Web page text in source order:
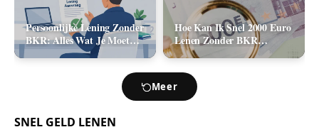
Persoonlijke Lening Zonder
BKR: Alles Wat Je Moet
Hoe Kan Ik Snel 2000 Euro
Lenen Zonder BKR
Toetsing? (De Realistische
Meer
SNEL GELD LENEN